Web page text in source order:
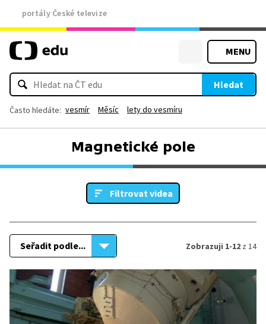
portály České televize
MENU
Hledat
Často hledáte: vesmír Měsíc lety do vesmíru
Magnetické pole
Filtrovat videa
Seřadit podle... Zobrazuji 1-12 z 14